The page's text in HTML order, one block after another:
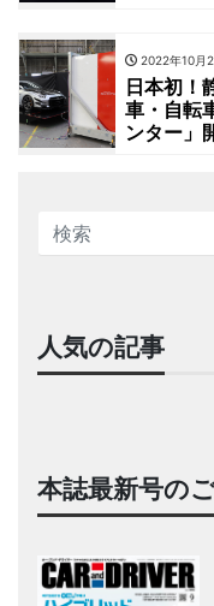
2022年10月
日本初！
車・自転
ンター」
人気の記事
本誌最新号の